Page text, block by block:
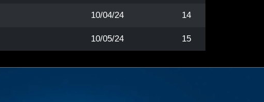
14
10/04/24
15
10/05/24